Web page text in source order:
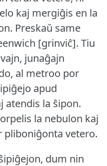
kaj mergiĝis en la
Preskaŭ same
[grinviĉ]. Tiu
junaĝajn
al metroo por
apud
atendis la ŝipon.
la nebulon kaj
pliboniĝonta vetero.
dum nin